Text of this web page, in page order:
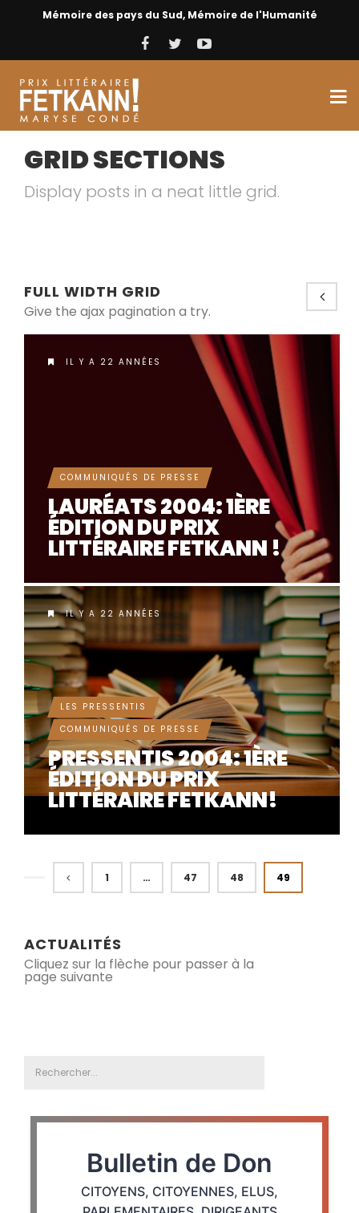
Mémoire des pays du Sud, Mémoire de l'Humanité
GRID SECTIONS
Display posts in a neat little grid.
FULL WIDTH GRID
Give the ajax pagination a try.
IL Y A 22 ANNÉES
COMMUNIQUÉS DE PRESSE
LAURÉATS 2004: 1ÈRE
ÉDITION DU PRIX
LITTÉRAIRE FETKANN !
IL Y A 22 ANNÉES
LES PRESSENTIS
COMMUNIQUÉS DE PRESSE
PRESSENTIS 2004: 1ÈRE
ÉDITION DU PRIX
LITTÉRAIRE FETKANN!
1 … 47 48 49
ACTUALITÉS
Cliquez sur la flèche pour passer à la
page suivante